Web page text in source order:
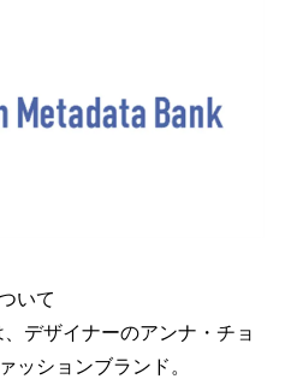
いて
デザイナーのアンナ・チョ
ッションブランド。